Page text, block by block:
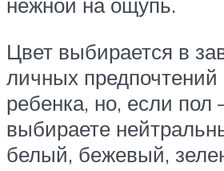
Цвет выбирается в
личных предпочтений
ребенка, но, если пол
выбираете
белый, бежевый,